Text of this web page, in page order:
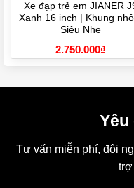
Xe đạp trẻ em JIANER
Xanh 16 inch | Khung
Siêu Nhẹ
2.750.000₫
Tư vấn miễn phí, đội
trợ